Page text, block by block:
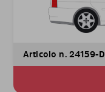
Articolo n. 24159-D